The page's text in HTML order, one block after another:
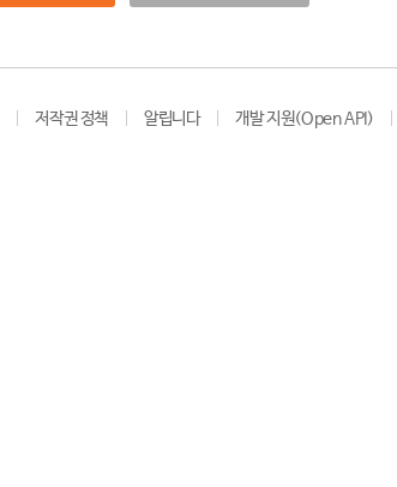
저작권 정책 알립니다 개발 지원(Open API)